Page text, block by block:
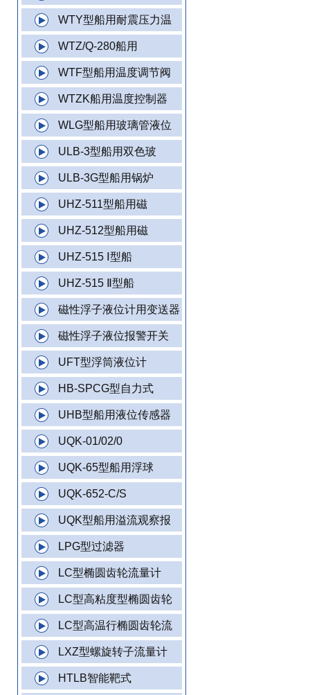
WTY型船用耐震压力温
WTZ/Q-280船用
WTF型船用温度调节阀
WTZK船用温度控制器
WLG型船用玻璃管液位
ULB-3型船用双色玻
ULB-3G型船用锅炉
UHZ-511型船用磁
UHZ-512型船用磁
UHZ-515 Ⅰ型船
UHZ-515 Ⅱ型船
磁性浮子液位计用变送器
磁性浮子液位报警开关
UFT型浮筒液位计
HB-SPCG型自力式
UHB型船用液位传感器
UQK-01/02/0
UQK-65型船用浮球
UQK-652-C/S
UQK型船用溢流观察报
LPG型过滤器
LC型椭圆齿轮流量计
LC型高粘度型椭圆齿轮
LC型高温行椭圆齿轮流
LXZ型螺旋转子流量计
HTLB智能靶式